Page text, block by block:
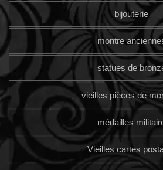
bijouterie
montre
statues de
vieilles pièces de
médailles
Vieilles cartes